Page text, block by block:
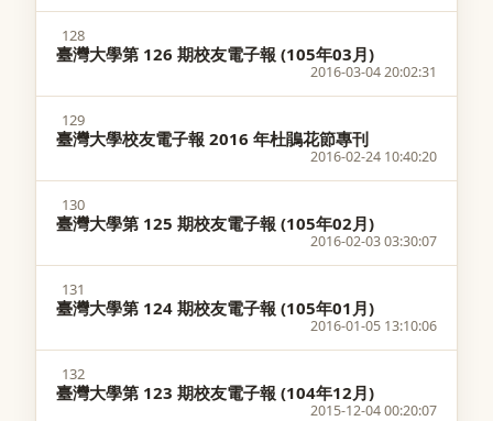
128
臺灣大學第 126 期校友電子報 (105年03月)
2016-03-04 20:02:31
129
臺灣大學校友電子報 2016 年杜鵑花節專刊
2016-02-24 10:40:20
130
臺灣大學第 125 期校友電子報 (105年02月)
2016-02-03 03:30:07
131
臺灣大學第 124 期校友電子報 (105年01月)
2016-01-05 13:10:06
132
臺灣大學第 123 期校友電子報 (104年12月)
2015-12-04 00:20:07